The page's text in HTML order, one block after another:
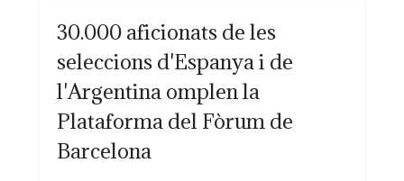
30.000 aficionats de les
seleccions d'Espanya i de
l'Argentina omplen la
Plataforma del Fòrum de
Barcelona